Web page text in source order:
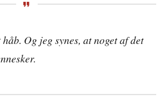
Og jeg synes, at noget af det